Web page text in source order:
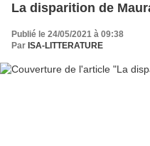
La disparition de
Publié le 24/05/2021 à 09:38
Par ISA-LITTERATURE